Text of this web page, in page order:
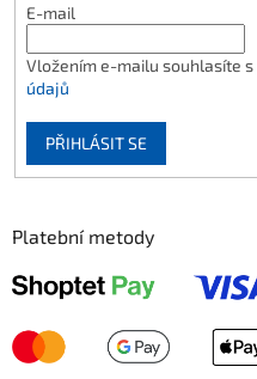
E-mail
Vložením e-mailu souhlasíte s
údajů
PŘIHLÁSIT SE
Platební metody